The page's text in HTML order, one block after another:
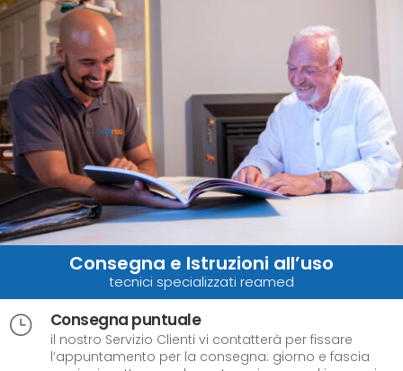
Consegna e Istruzioni all’uso
tecnici specializzati reamed
} Consegna puntuale
il nostro Servizio Clienti vi contatterà per fissare
l’appuntamento per la consegna: giorno e fascia